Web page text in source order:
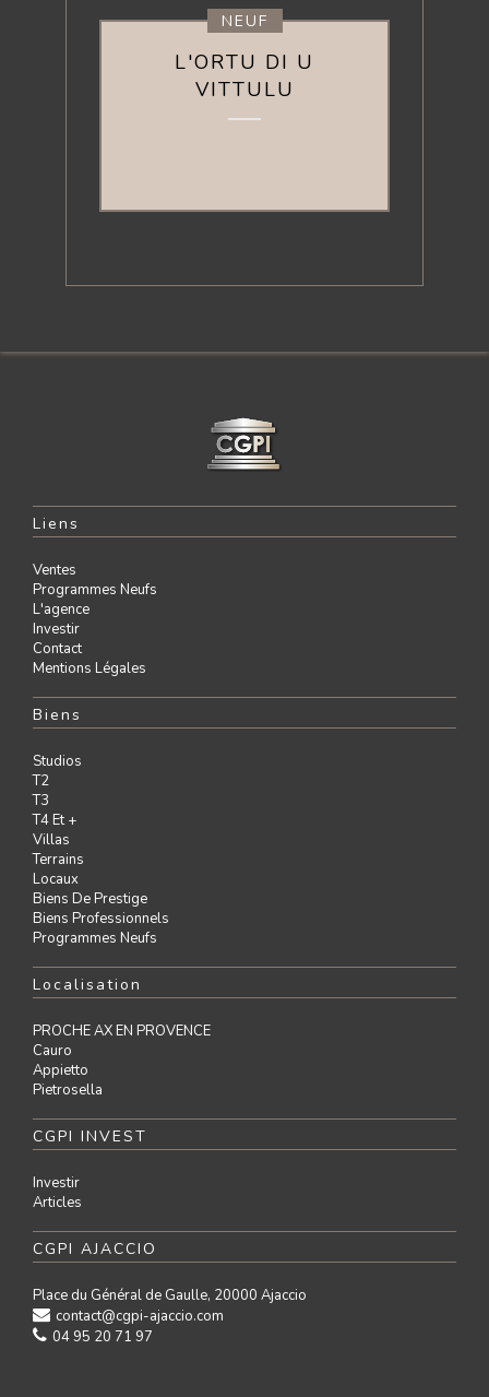
NEUF
L'ORTU DI U
VITTULU
Liens
Ventes
Programmes Neufs
L'agence
Investir
Contact
Mentions Légales
Biens
Studios
T2
T3
T4 Et +
Villas
Terrains
Locaux
Biens De Prestige
Biens Professionnels
Programmes Neufs
Localisation
PROCHE AX EN PROVENCE
Cauro
Appietto
Pietrosella
CGPI INVEST
Investir
Articles
CGPI AJACCIO
Place du Général de Gaulle, 20000 Ajaccio
contact@cgpi-ajaccio.com
04 95 20 71 97